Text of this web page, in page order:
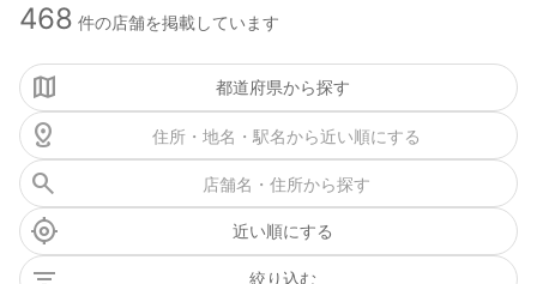
468 件の店舗を掲載しています
都道府県から探す
近い順にする
絞り込む